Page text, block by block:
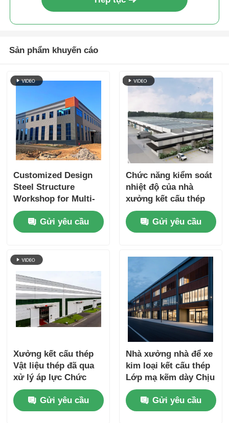
Sản phẩm khuyến cáo
Customized Design
Steel Structure
Workshop for Multi-
building and
Warehouse with
Large-span Plants
Design for
Gửi yêu cầu
Chức năng kiểm soát
nhiệt độ của nhà
xưởng kết cấu thép
thân thiện với môi
trườngGửi yêu cầu
Xưởng kết cấu thép
Vật liệu thép đã qua
xử lý áp lực Chức
năng kiểm soát nhiệt
độ
Gửi yêu cầu
Nhà xưởng nhà để xe
kim loại kết cấu thép
Lớp mạ kẽm dày Chịu
lực kéo cao
Gửi yêu cầu